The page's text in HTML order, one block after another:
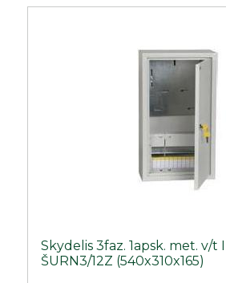
Skydelis 3faz. 1apsk. met. v/t
ŠURN3/12Z (540x310x165)